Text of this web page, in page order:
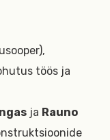
töös ja
ja Rauno